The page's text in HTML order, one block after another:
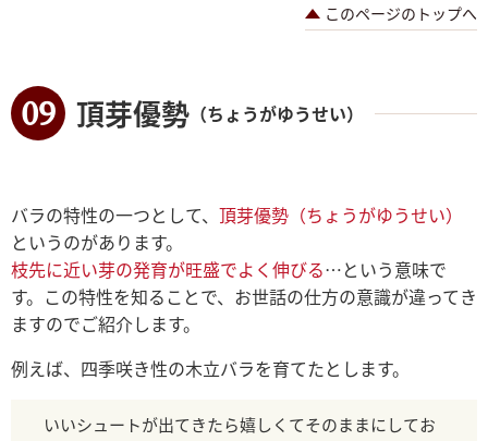
このページのトップへ
頂芽優勢 （ちょうがゆうせい）
バラの特性の一つとして、 頂芽優勢（ちょうがゆうせい）
というのがあります。
枝先に近い芽の発育が旺盛でよく伸びる…という意味で
す。この特性を知ることで、お世話の仕方の意識が違ってき
ますのでご紹介します。
例えば、四季咲き性の木立バラを育てたとします。
いいシュートが出てきたら嬉しくてそのままにしてお